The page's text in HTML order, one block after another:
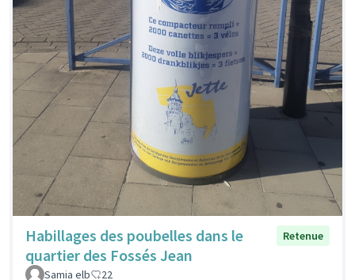
Habillages des poubelles dans le
quartier des Fossés Jean
Retenue
Samia elb 22